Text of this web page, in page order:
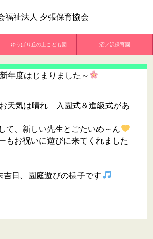
福祉法人 夕張保育協会
ゆうばり丘の上こども園 沼ノ沢保育園
年度はじまりました～
天気は晴れ 入園式＆進級式があ
て、新しい先生とごたいめ～ん
もお祝いに遊びに来てくれました
吉日、園庭遊びの様子です